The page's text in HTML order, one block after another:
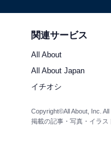
関連サービス
All About
All About Japan
イチオシ
Copyright©All About, Inc. All
掲載の記事・写真・イラス